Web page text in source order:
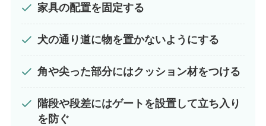
家具の配置を固定する
犬の通り道に物を置かないようにする
角や尖った部分にはクッション材をつける
階段や段差にはゲートを設置して立ち入り
を防ぐ